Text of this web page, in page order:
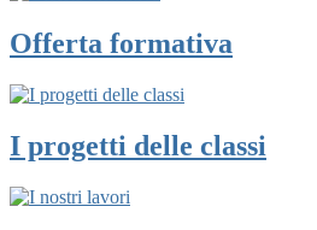
Offerta formativa
I progetti delle classi